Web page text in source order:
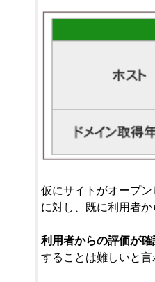
仮にサイトがオープ
に対し、既に利用者か
利用者からの評価が
することは難しいと言